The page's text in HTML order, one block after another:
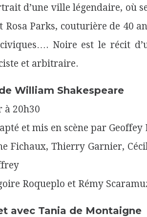
d’une ville légendaire, où
Rosa Parks, couturière de 40
Noire est le récit
et arbitraire.
William Shakespeare
à 20h30
et mis en scène par Geoffey
Fichaux, Thierry Garnier,
Roqueplo et Rémy
avec Tania de Montaigne